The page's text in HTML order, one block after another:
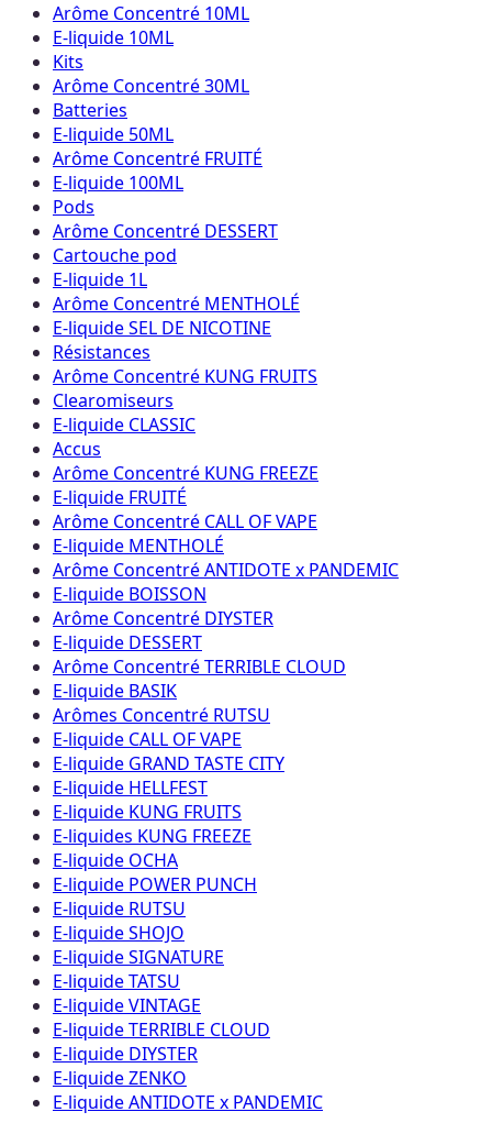
Arôme Concentré 10ML
E-liquide 10ML
Kits
Arôme Concentré 30ML
Batteries
E-liquide 50ML
Arôme Concentré FRUITÉ
E-liquide 100ML
Pods
Arôme Concentré DESSERT
Cartouche pod
E-liquide 1L
Arôme Concentré MENTHOLÉ
E-liquide SEL DE NICOTINE
Résistances
Arôme Concentré KUNG FRUITS
Clearomiseurs
E-liquide CLASSIC
Accus
Arôme Concentré KUNG FREEZE
E-liquide FRUITÉ
Arôme Concentré CALL OF VAPE
E-liquide MENTHOLÉ
Arôme Concentré ANTIDOTE x PANDEMIC
E-liquide BOISSON
Arôme Concentré DIYSTER
E-liquide DESSERT
Arôme Concentré TERRIBLE CLOUD
E-liquide BASIK
Arômes Concentré RUTSU
E-liquide CALL OF VAPE
E-liquide GRAND TASTE CITY
E-liquide HELLFEST
E-liquide KUNG FRUITS
E-liquides KUNG FREEZE
E-liquide OCHA
E-liquide POWER PUNCH
E-liquide RUTSU
E-liquide SHOJO
E-liquide SIGNATURE
E-liquide TATSU
E-liquide VINTAGE
E-liquide TERRIBLE CLOUD
E-liquide DIYSTER
E-liquide ZENKO
E-liquide ANTIDOTE x PANDEMIC